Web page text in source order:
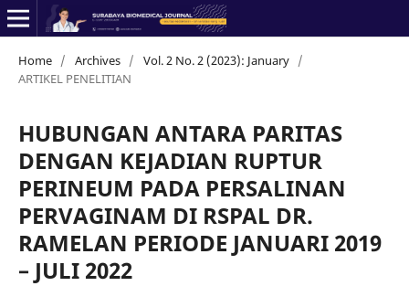
Home / Archives / Vol. 2 No. 2 (2023): January /
ARTIKEL PENELITIAN
HUBUNGAN ANTARA PARITAS
DENGAN KEJADIAN RUPTUR
PERINEUM PADA PERSALINAN
PERVAGINAM DI RSPAL DR.
RAMELAN PERIODE JANUARI 2019
– JULI 2022